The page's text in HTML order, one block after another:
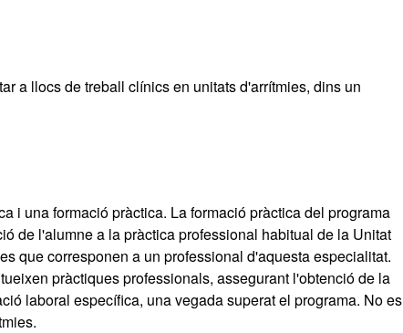
a llocs de treball clínics en unitats d'arrítmies, dins un
i una formació pràctica. La formació pràctica del programa
de l'alumne a la pràctica professional habitual de la Unitat
que corresponen a un professional d'aquesta especialitat.
pràctiques professionals, assegurant l'obtenció de la
laboral específica, una vegada superat el programa. No es